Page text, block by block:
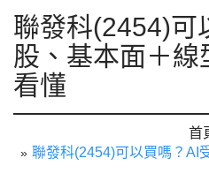
聯發科(2454)可
股、基本面＋線
看懂
首
聯發科(2454)可以買嗎？AI